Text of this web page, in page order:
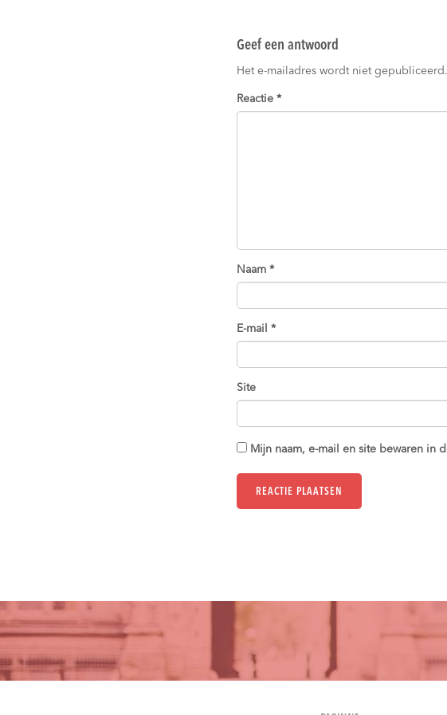
Geef een antwoord
Het e-mailadres wordt niet gepubliceerd.
Reactie *
Naam *
E-mail *
Site
Mijn naam, e-mail en site bewaren in